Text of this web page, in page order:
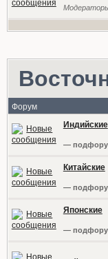
Форум
Индийские
—
Китайские
—
Японские
—